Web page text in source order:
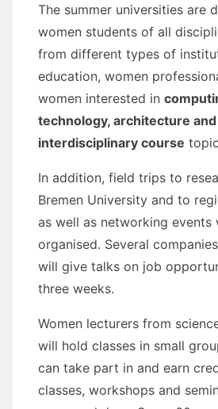
The summer universities are
women students of all
from different types of
education, women
women interested in
technology, architecture and
interdisciplinary course
In addition, field trips to
Bremen University and to
as well as networking events
organised. Several
will give talks on job
three weeks.
Women lecturers from
will hold classes in small
can take part in and earn
classes, workshops and